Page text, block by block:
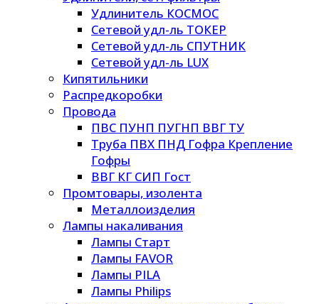
Удлинитель КОСМОС
Сетевой удл-ль ТОКЕР
Сетевой удл-ль СПУТНИК
Сетевой удл-ль LUX
Кипятильники
Распредкоробки
Провода
ПВС ПУНП ПУГНП ВВГ ТУ
Труба ПВХ ПНД Гофра Крепление
Гофры
ВВГ КГ СИП Гост
Промтовары, изолента
Металлоизделия
Лампы накаливания
Лампы Старт
Лампы FAVOR
Лампы PILA
Лампы Philips